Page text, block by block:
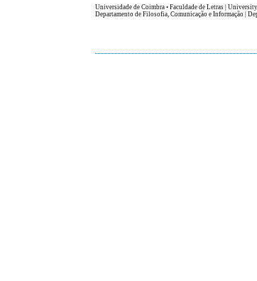
Universidade de Coimbra • Faculdade de Letras |
Departamento de Filosofia, Comunicação e Informação |